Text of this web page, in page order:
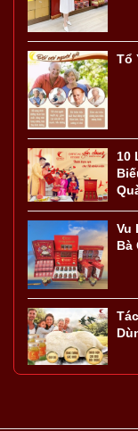
Tổ
10
Vu
Bà